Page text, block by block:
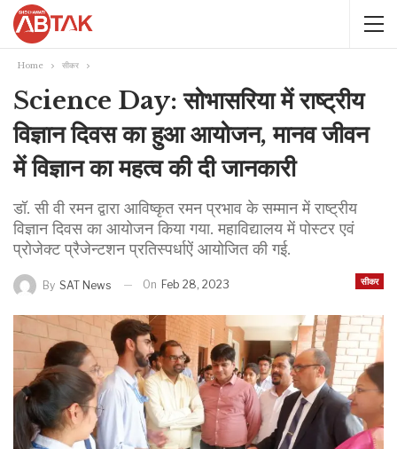
Home सीकर
Science Day: सोभासरिया में राष्ट्रीय
विज्ञान दिवस का हुआ आयोजन, मानव जीवन
में विज्ञान का महत्व की दी जानकारी
डॉ. सी वी रमन द्वारा आविष्कृत रमन प्रभाव के सम्मान में राष्ट्रीय
विज्ञान दिवस का आयोजन किया गया. महाविद्यालय में पोस्टर एवं
प्रोजेक्ट प्रैजेन्टशन प्रतिस्पर्धाऐं आयोजित की गई.
सीकर
By SAT News On Feb 28, 2023